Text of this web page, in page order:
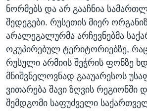
ნორმებს და არ გააჩნია
შედეგები. რუსეთის მიერ
არალეგალურმა არჩევნებმა
ოკუპირებულ ტერიტორიებზე, რაც
რუსული არმიის შეჭრის ფონზე
მნიშვნელოვნად გააუარესოს
ვითარება შავი ზღვის რეგიონში
შემდგომი საფუძველი